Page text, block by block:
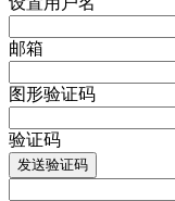
邮箱
图形验证码
验证码
发送验证码